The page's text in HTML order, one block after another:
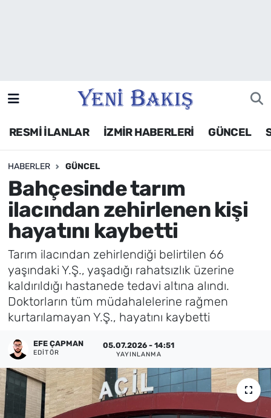
RESMİ İLANLAR İZMİR HABERLERİ GÜNCEL
HABERLER GÜNCEL
Bahçesinde tarım
ilacından zehirlenen kişi
hayatını kaybetti
Tarım ilacından zehirlendiği belirtilen 66
yaşındaki Y.Ş., yaşadığı rahatsızlık üzerine
kaldırıldığı hastanede tedavi altına alındı.
Doktorların tüm müdahalelerine rağmen
kurtarılamayan Y.Ş., hayatını kaybetti
EFE ÇAPMAN
EDITÖR
05.07.2026 - 14:51
YAYINLANMA
Siyaset
Asayiş / Polis-Adliye
Spor
Magazin
Foto Galeri
Künye
İletişim